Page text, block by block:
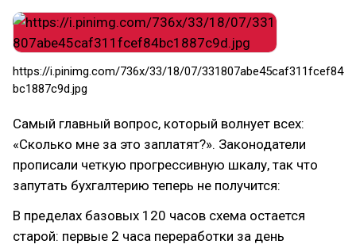
https://i.pinimg.com/736x/33/18/07/331807abe45caf311fcef84
bc1887c9d.jpg
Самый главный вопрос, который волнует всех:
«Сколько мне за это заплатят?». Законодатели
прописали четкую прогрессивную шкалу, так что
запутать бухгалтерию теперь не получится:
В пределах базовых 120 часов схема остается
старой: первые 2 часа переработки за день